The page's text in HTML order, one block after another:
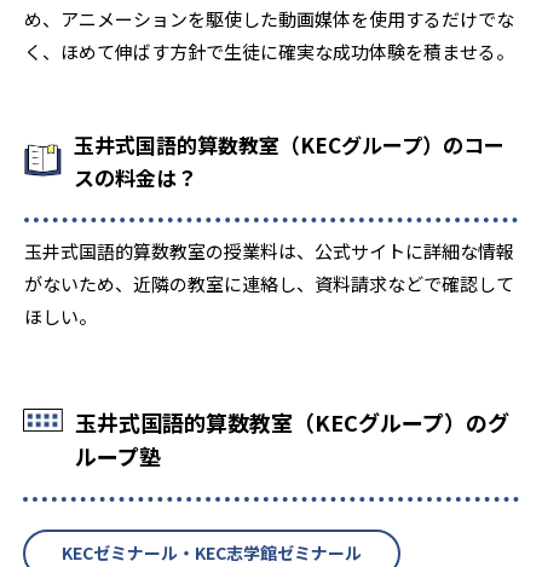
め、アニメーションを駆使した動画媒体を使用するだけでな
く、ほめて伸ばす方針で生徒に確実な成功体験を積ませる。
玉井式国語的算数教室（KECグループ）のコー
スの料金は？
玉井式国語的算数教室の授業料は、公式サイトに詳細な情報
がないため、近隣の教室に連絡し、資料請求などで確認して
ほしい。
玉井式国語的算数教室（KECグループ）のグ
ループ塾
KECゼミナール・KEC志学館ゼミナール